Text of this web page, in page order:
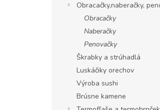
Obracačky,naberačky,
Obracačky
Naberačky
Penovačky
Škrabky a strúhadlá
Luskáčiky orechov
Výroba sushi
Brúsne kamene